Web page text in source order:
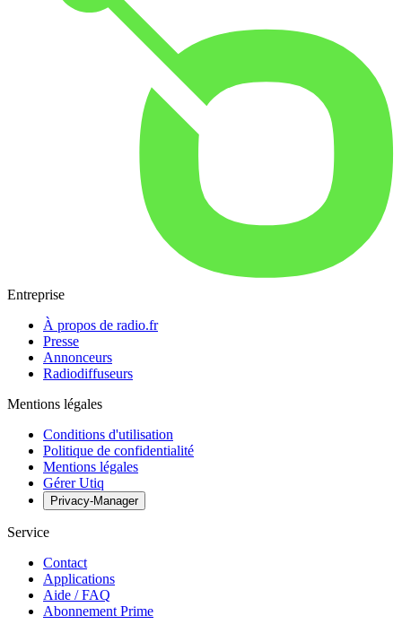
Entreprise
À propos de radio.fr
Presse
Annonceurs
Radiodiffuseurs
Mentions légales
Conditions d'utilisation
Politique de confidentialité
Mentions légales
Gérer Utiq
Privacy-Manager
Service
Contact
Applications
Aide / FAQ
Abonnement Prime